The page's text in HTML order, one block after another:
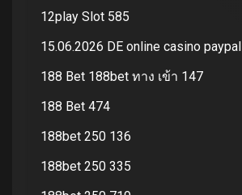
12play Slot 585
15.06.2026 DE online casino paypal
188 Bet 188bet ทาง เข้า 147
188 Bet 474
188bet 250 136
188bet 250 335